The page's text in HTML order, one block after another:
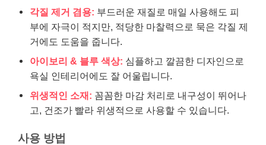
각질 제거 겸용: 부드러운 재질로 매일 사용해도 피
부에 자극이 적지만, 적당한 마찰력으로 묵은 각질 제
거에도 도움을 줍니다.
아이보리 & 블루 색상: 심플하고 깔끔한 디자인으로
욕실 인테리어에도 잘 어울립니다.
위생적인 소재: 꼼꼼한 마감 처리로 내구성이 뛰어나
고, 건조가 빨라 위생적으로 사용할 수 있습니다.
사용 방법